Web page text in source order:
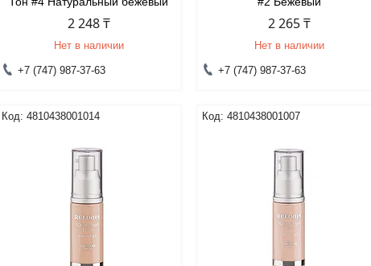
2 248 ₸
Нет в наличии
+7 (747) 987-37-63
2 265 ₸
Нет в наличии
+7 (747) 987-37-63
4810438001014 4810438001007